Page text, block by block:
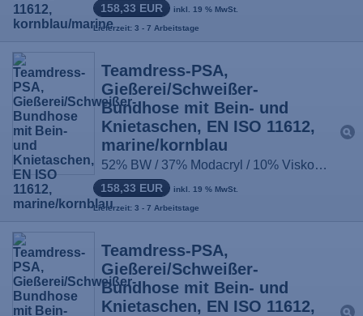
158,33 EUR inkl. 19 % MwSt.
Lieferzeit: 3 - 7 Arbeitstage
Teamdress-PSA,
Gießerei/Schweißer-
Bundhose mit Bein- und
Knietaschen, EN ISO 11612,
marine/kornblau
52% BW / 37% Modacryl / 10% Viskose / 1% antist. Fasern, ca. 430g/m², Größe: 44-66, 90-114, 22-33
158,33 EUR inkl. 19 % MwSt.
Lieferzeit: 3 - 7 Arbeitstage
Teamdress-PSA,
Gießerei/Schweißer-
Bundhose mit Bein- und
Knietaschen, EN ISO 11612,